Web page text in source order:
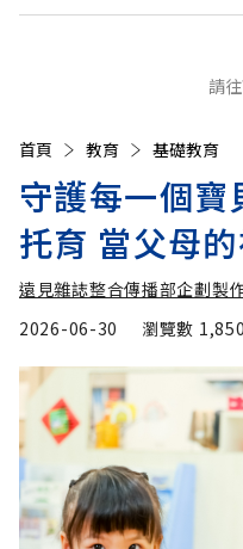
請
首頁 教育 基礎教育
守護每一個寶
托育 當父母
遠見雜誌整合傳播部企劃製
2026-06-30
瀏覽數